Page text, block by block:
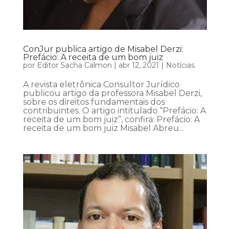
ConJur publica artigo de Misabel Derzi:
Prefácio: A receita de um bom juiz
por Editor Sacha Calmon | abr 12, 2021 | Notícias
A revista eletrônica Consultor Jurídico
publicou artigo da professora Misabel Derzi,
sobre os direitos fundamentais dos
contribuintes. O artigo intitulado “Prefácio: A
receita de um bom juiz”, confira: Prefácio: A
receita de um bom juiz Misabel Abreu...